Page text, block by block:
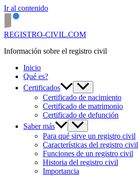
Ir al contenido
REGISTRO-CIVIL.COM
Información sobre el registro civil
Inicio
Qué es?
Certificados
Certificado de nacimiento
Certificado de matrimonio
Certificado de defunción
Saber más
Para qué sirve un registro civil
Características del registro civil
Funciones de un registro civil
Historia del registro civil
Importancia